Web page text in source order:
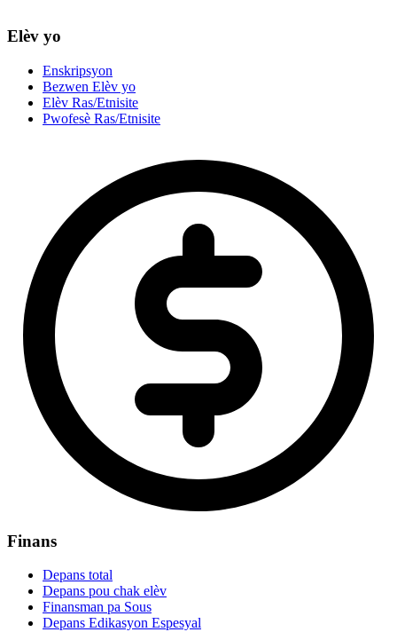
Elèv yo
Enskripsyon
Bezwen Elèv yo
Elèv Ras/Etnisite
Pwofesè Ras/Etnisite
Finans
Depans total
Depans pou chak elèv
Finansman pa Sous
Depans Edikasyon Espesyal